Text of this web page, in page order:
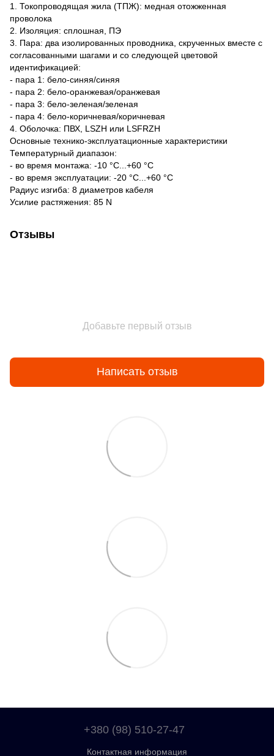
1. Токопроводящая жила (ТПЖ): медная отожженная
проволока
2. Изоляция: сплошная, ПЭ
3. Пара: два изолированных проводника, скрученных вместе с
согласованными шагами и со следующей цветовой
идентификацией:
- пара 1: бело-синяя/синяя
- пара 2: бело-оранжевая/оранжевая
- пара 3: бело-зеленая/зеленая
- пара 4: бело-коричневая/коричневая
4. Оболочка: ПВХ, LSZH или LSFRZH
Основные технико-эксплуатационные характеристики
Температурный диапазон:
- во время монтажа: -10 °C...+60 °C
- во время эксплуатации: -20 °C...+60 °C
Радиус изгиба: 8 диаметров кабеля
Усилие растяжения: 85 N
Отзывы
Добавьте первый отзыв
Написать отзыв
+380 (98) 510-27-47
Контактная информация